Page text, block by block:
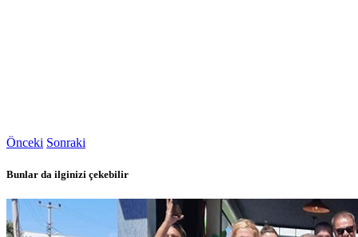
Önceki Sonraki
Bunlar da ilginizi çekebilir